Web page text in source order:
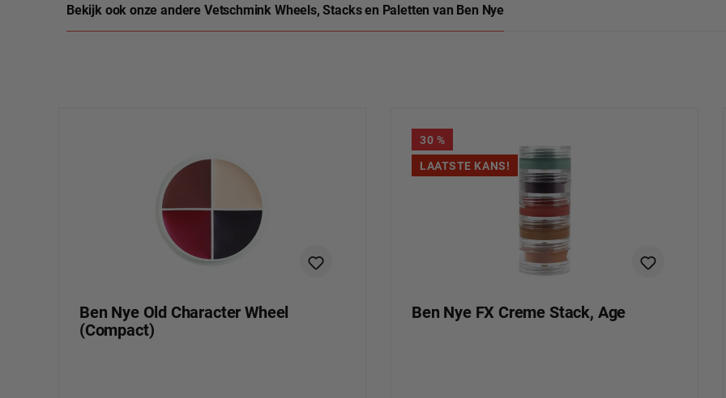
Bekijk ook onze andere Vetschmink Wheels, Stacks en Paletten van Ben Nye
Ben Nye Old Character Wheel
(Compact)
30 %
LAATSTE KANS!
Ben Nye FX Creme Stack, Age